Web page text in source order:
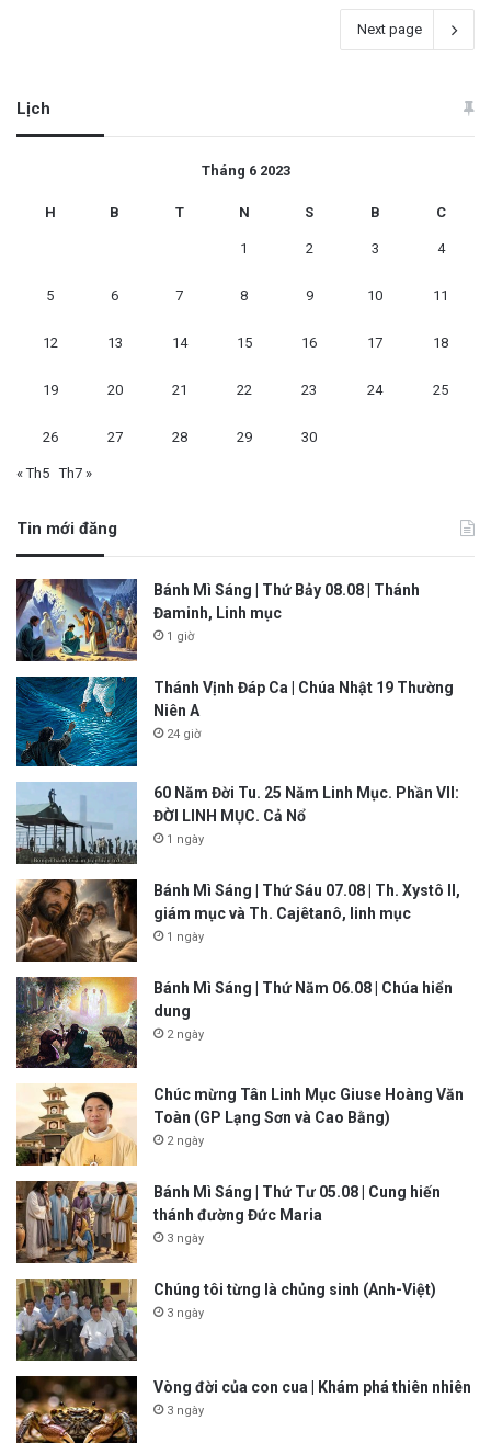
Next page
Lịch
Tháng 6 2023
H B T N S B C
1 2 3 4
5 6 7 8 9 10 11
12 13 14 15 16 17 18
19 20 21 22 23 24 25
26 27 28 29 30
« Th5 Th7 »
Tin mới đăng
Bánh Mì Sáng | Thứ Bảy 08.08 | Thánh
Đaminh, Linh mục
1 giờ
Thánh Vịnh Đáp Ca | Chúa Nhật 19 Thường
Niên A
24 giờ
60 Năm Đời Tu. 25 Năm Linh Mục. Phần VII:
ĐỜI LINH MỤC. Cả Nổ
1 ngày
Bánh Mì Sáng | Thứ Sáu 07.08 | Th. Xystô II,
giám mục và Th. Cajêtanô, linh mục
1 ngày
Bánh Mì Sáng | Thứ Năm 06.08 | Chúa hiển
dung
2 ngày
Chúc mừng Tân Linh Mục Giuse Hoàng Văn
Toàn (GP Lạng Sơn và Cao Bằng)
2 ngày
Bánh Mì Sáng | Thứ Tư 05.08 | Cung hiến
thánh đường Đức Maria
3 ngày
Chúng tôi từng là chủng sinh (Anh-Việt)
3 ngày
Vòng đời của con cua | Khám phá thiên nhiên
3 ngày